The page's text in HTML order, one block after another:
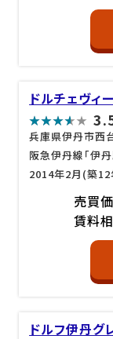
ドルチェヴィ
兵庫県伊丹市西
阪急伊丹線「伊
2014年2月(築12
売買
賃料
ドルフ伊丹グ